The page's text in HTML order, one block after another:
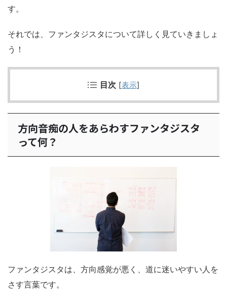
す。
それでは、ファンタジスタについて詳しく見ていきましょ
う！
目次 [表示]
方向音痴の人をあらわすファンタジスタ
って何？
ファンタジスタは、方向感覚が悪く、道に迷いやすい人を
さす言葉です。